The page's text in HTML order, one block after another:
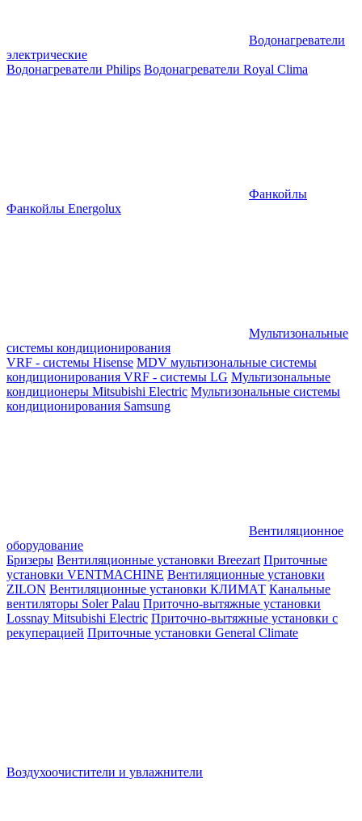
Водонагреватели
электрические
Водонагреватели Philips Водонагреватели Royal Clima
Фанкойлы
Фанкойлы Energolux
Мультизональные
системы кондиционирования
VRF - системы Hisense MDV мультизональные системы
кондиционирования VRF - системы LG Мультизональные
кондиционеры Mitsubishi Electric Мультизональные системы
кондиционирования Samsung
Вентиляционное
оборудование
Бризеры Вентиляционные установки Breezart Приточные
установки VENTMACHINE Вентиляционные установки
ZILON Вентиляционные установки КЛИМАТ Канальные
вентиляторы Soler Palau Приточно-вытяжные установки
Lossnay Mitsubishi Electric Приточно-вытяжные установки с
рекуперацией Приточные установки General Climate
Воздухоочистители и увлажнители